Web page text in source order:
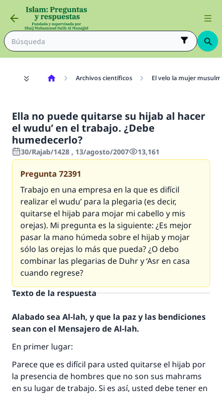
Archivos científicos El velo la mujer
Ella no puede quitarse su hijab al hacer
el wudu’ en el trabajo. ¿Debe
humedecerlo?
30/Rajab/1428 , 13/agosto/2007 13,161
Pregunta 72391
Trabajo en una empresa en la que es difícil
realizar el wudu’ para la plegaria (es decir,
quitarse el hijab para mojar mi cabello y mis
orejas). Mi pregunta es la siguiente: ¿Es mejor
pasar la mano húmeda sobre el hijab y mojar
sólo las orejas lo más que pueda? ¿O debo
combinar las plegarias de Duhr y ‘Asr en casa
cuando regrese?
Texto de la respuesta
Alabado sea Al-lah, y que la paz y las bendiciones
sean con el Mensajero de Al-lah.
En primer lugar:
Parece que es difícil para usted quitarse el hijab por
la presencia de hombres que no son sus mahrams
en su lugar de trabajo. Si es así, usted debe tener en